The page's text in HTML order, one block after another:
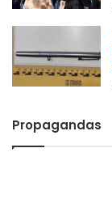
Propagandas